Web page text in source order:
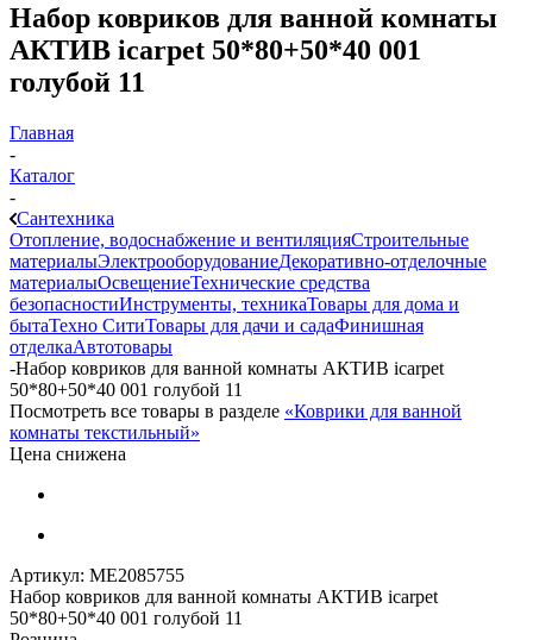
Набор ковриков для ванной комнаты
АКТИВ icarpet 50*80+50*40 001
голубой 11
Главная
-
Каталог
-
Сантехника
Отопление, водоснабжение и вентиляцияСтроительные
материалыЭлектрооборудованиеДекоративно-отделочные
материалыОсвещениеТехнические средства
безопасностиИнструменты, техникаТовары для дома и
бытаТехно СитиТовары для дачи и садаФинишная
отделкаАвтотовары
-Набор ковриков для ванной комнаты АКТИВ icarpet
50*80+50*40 001 голубой 11
Посмотреть все товары в разделе «Коврики для ванной
комнаты текстильный»
Цена снижена
Артикул: МЕ2085755
Набор ковриков для ванной комнаты АКТИВ icarpet
50*80+50*40 001 голубой 11